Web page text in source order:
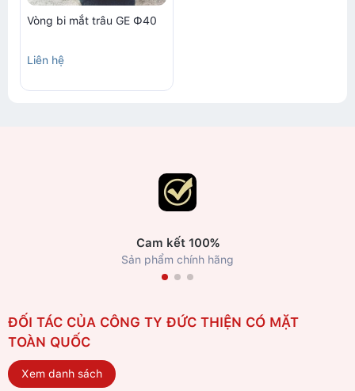
Vòng bi mắt trâu GE Ф40
Liên hệ
Cam kết 100%
Sản phẩm chính hãng
ĐỐI TÁC CỦA CÔNG TY ĐỨC THIỆN CÓ MẶT
TOÀN QUỐC
Xem danh sách